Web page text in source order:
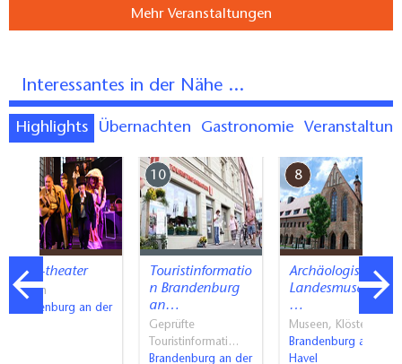
Mehr Veranstaltungen
Interessantes in der Nähe ...
Highlights Übernachten Gastronomie
event-theater
Bühnen
Brandenburg an der
10
Touristinformatio
n Brandenburg
an…
Geprüfte
Touristinformati…
Brandenburg an der
8
Archäologisches
Landesmuseum
…
Museen, Klöster
Brandenburg an der
Havel